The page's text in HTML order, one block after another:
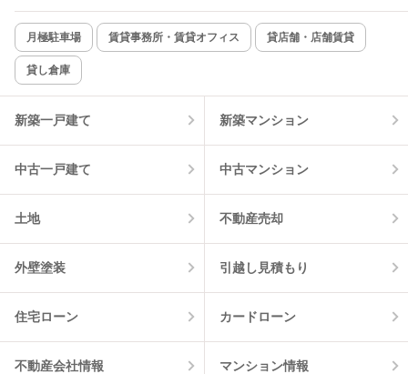
新着のみ インターネット無料
該当件数:
2
月極駐車場 賃貸事務所・賃貸オフィス 貸店舗・店舗賃貸
貸し倉庫
新築一戸建て 新築マンション
中古一戸建て 中古マンション
土地 不動産売却
外壁塗装 引越し見積もり
住宅ローン カードローン
不動産会社情報 マンション情報